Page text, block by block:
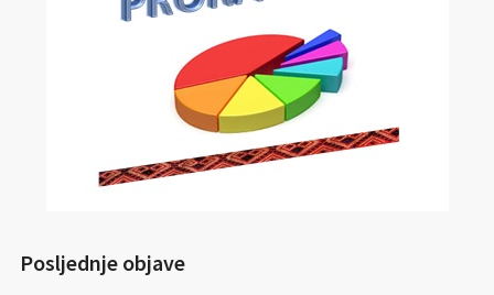
Posljednje objave